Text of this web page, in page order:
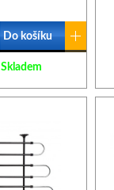
Do košíku
Skladem